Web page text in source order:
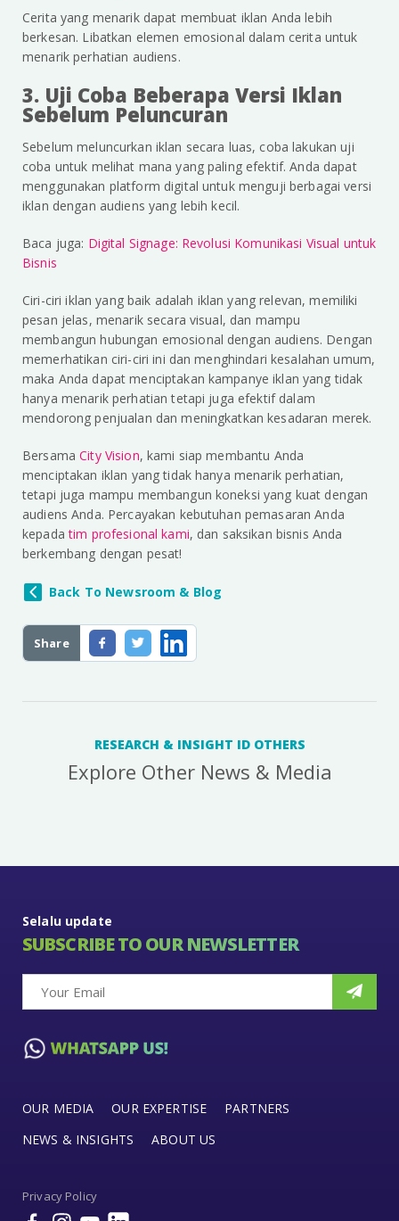
Share
Cerita yang menarik dapat membuat iklan Anda lebih
berkesan. Libatkan elemen emosional dalam cerita untuk
menarik perhatian audiens.
3. Uji Coba Beberapa Versi Iklan
Sebelum Peluncuran
Sebelum meluncurkan iklan secara luas, coba lakukan uji
coba untuk melihat mana yang paling efektif. Anda dapat
menggunakan platform digital untuk menguji berbagai versi
iklan dengan audiens yang lebih kecil.
Baca juga: Digital Signage: Revolusi Komunikasi Visual untuk
Bisnis
Ciri-ciri iklan yang baik adalah iklan yang relevan, memiliki
pesan jelas, menarik secara visual, dan mampu
membangun hubungan emosional dengan audiens. Dengan
memerhatikan ciri-ciri ini dan menghindari kesalahan umum,
maka Anda dapat menciptakan kampanye iklan yang tidak
hanya menarik perhatian tetapi juga efektif dalam
mendorong penjualan dan meningkatkan kesadaran merek.
BersamaCity Vision, kami siap membantu Anda
menciptakan iklan yang tidak hanya menarik perhatian,
tetapi juga mampu membangun koneksi yang kuat dengan
audiens Anda. Percayakan kebutuhan pemasaran Anda
kepadatim profesional kami, dan saksikan bisnis Anda
berkembang dengan pesat!
Back To Newsroom & Blog
RESEARCH & INSIGHT ID OTHERS
Explore Other News & Media
Selalu update
SUBSCRIBE TO OUR NEWSLETTER
OUR MEDIA OUR EXPERTISE
PARTNERS
NEWS & INSIGHTS
ABOUT US
Privacy Policy